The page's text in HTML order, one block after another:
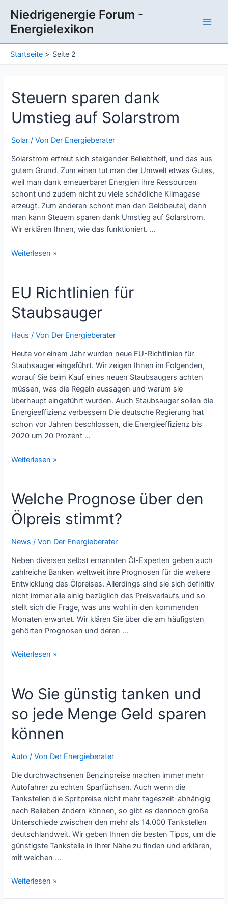
Inhalt
springen
Niedrigenergie Forum -
Energielexikon
Startseite Seite 2
Steuern sparen dank
Umstieg auf Solarstrom
Solar / Von Der Energieberater
Solarstrom erfreut sich steigender Beliebtheit, und das aus
gutem Grund. Zum einen tut man der Umwelt etwas Gutes,
weil man dank erneuerbarer Energien ihre Ressourcen
schont und zudem nicht zu viele schädliche Klimagase
erzeugt. Zum anderen schont man den Geldbeutel, denn
man kann Steuern sparen dank Umstieg auf Solarstrom.
Wir erklären Ihnen, wie das funktioniert. …
Steuern
Umstieg
auf
Solarstrom
Weiterlesen »
EU Richtlinien für
Staubsauger
Haus / Von Der Energieberater
Heute vor einem Jahr wurden neue EU-Richtlinien für
Staubsauger eingeführt. Wir zeigen Ihnen im Folgenden,
worauf Sie beim Kauf eines neuen Staubsaugers achten
müssen, was die Regeln aussagen und warum sie
überhaupt eingeführt wurden. Auch Staubsauger sollen die
Energieeffizienz verbessern Die deutsche Regierung hat
schon vor Jahren beschlossen, die Energieeffizienz bis
2020 um 20 Prozent …
EU
Staubsauger
Weiterlesen »
Welche Prognose über den
Ölpreis stimmt?
News / Von Der Energieberater
Neben diversen selbst ernannten Öl-Experten geben auch
zahlreiche Banken weltweit ihre Prognosen für die weitere
Entwicklung des Ölpreises. Allerdings sind sie sich definitiv
nicht immer alle einig bezüglich des Preisverlaufs und so
stellt sich die Frage, was uns wohl in den kommenden
Monaten erwartet. Wir klären Sie über die am häufigsten
gehörten Prognosen und deren …
Welche
den
Ölpreis
stimmt?
Weiterlesen »
Wo Sie günstig tanken und
so jede Menge Geld sparen
können
Auto / Von Der Energieberater
Die durchwachsenen Benzinpreise machen immer mehr
Autofahrer zu echten Sparfüchsen. Auch wenn die
Tankstellen die Spritpreise nicht mehr tageszeit-abhängig
nach Belieben ändern können, so gibt es dennoch große
Unterschiede zwischen den mehr als 14.000 Tankstellen
deutschlandweit. Wir geben Ihnen die besten Tipps, um die
günstigste Tankstelle in Ihrer Nähe zu finden und erklären,
mit welchen …
Wo
Weiterlesen »